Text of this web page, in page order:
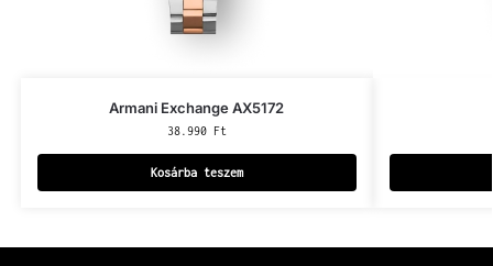
Armani Exchange AX5172
38.990 Ft
Kosárba teszem